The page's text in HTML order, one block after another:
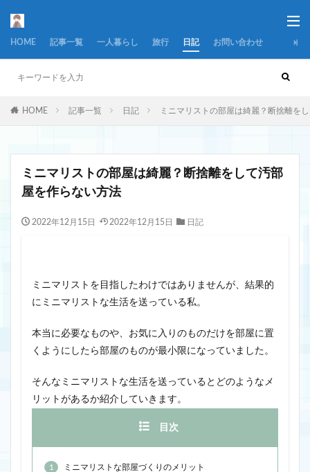
HOME 記事一覧 一人暮らし 旅行 日記 お問い合わせ
HOME 記事一覧 日記 ミニマリストの部屋は綺麗？断捨離を
ミニマリストの部屋は綺麗？断捨離をして汚部
屋を作らない方法
2022年12月15日 2022年12月15日 日記
ミニマリストを目指したわけではありませんが、結果的
にミニマリストな生活を送っている私。
本当に必要なものや、お気に入りのものだけを部屋に置
くようにしたら部屋のものが最小限になっていました。
そんなミニマリストな生活を送っているとどのようなメ
リットがあるか紹介していきます。
目次
1 ミニマリストな部屋づくりのメリット